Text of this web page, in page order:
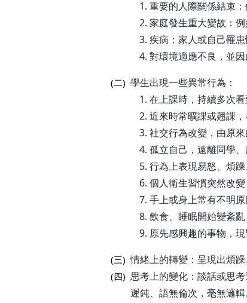
重要的人際關係結束
家庭發生重大變故：
疾病：家人或自己罹
對環境適應不良，並
(二) 學生出現一些異常行為：
在上課時，持續多次
近來時常曠課或翹課，
社交行為改變，由原來
孤立自己，遠離同學、
行為上表現易怒、煩
個人衛生習慣突然改變
手上或身上常有不明原
飲食、睡眠開始變紊
原先感興趣的事物，
(三) 情緒上的轉變：呈現出煩
(四) 思考上的變化：談話或思
遲鈍、語無倫次，毫無邏輯